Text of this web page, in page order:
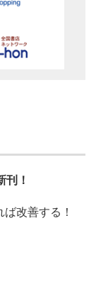
！
改善する！